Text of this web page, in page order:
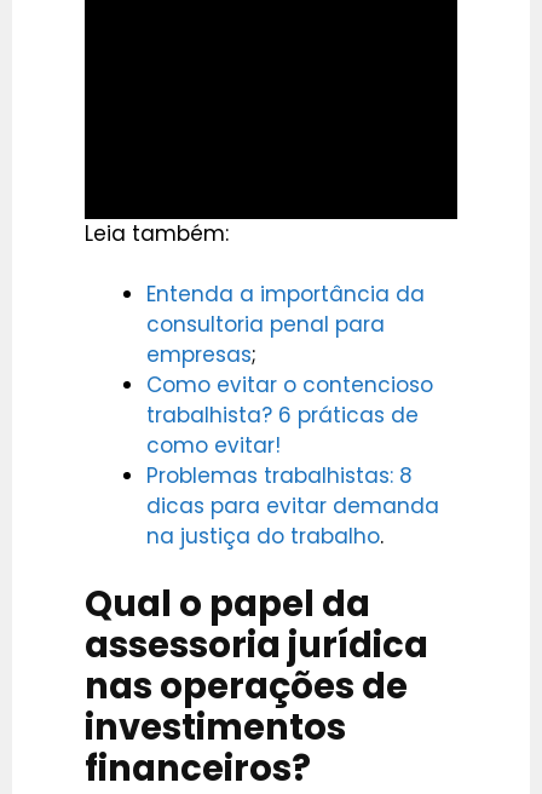
Leia também:
Entenda a importância da
consultoria penal para
empresas;
Como evitar o contencioso
trabalhista? 6 práticas de
como evitar!
Problemas trabalhistas: 8
dicas para evitar demanda
na justiça do trabalho.
Qual o papel da
assessoria jurídica
nas operações de
investimentos
financeiros?